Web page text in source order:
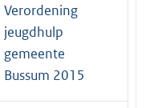
Verordening
jeugdhulp
gemeente
Bussum 2015